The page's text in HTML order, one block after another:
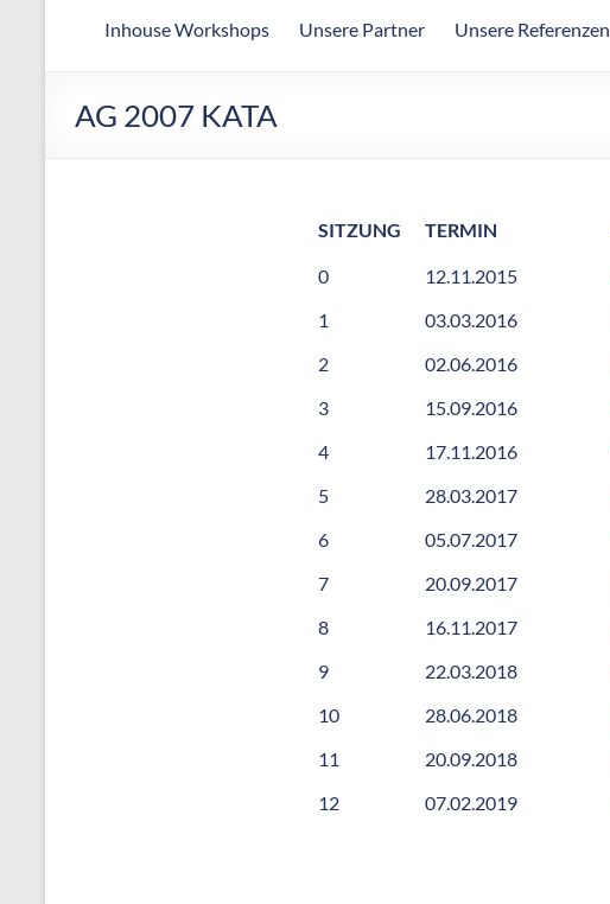
Inhouse Workshops Unsere Partner Unsere Referenzen
AG 2007 KATA
SITZUNG TERMIN
0 12.11.2015
1
03.03.2016
2
02.06.2016
3
15.09.2016
4
17.11.2016
5
28.03.2017
6
05.07.2017
7
20.09.2017
8
16.11.2017
9
22.03.2018
10
28.06.2018
11
20.09.2018
12
07.02.2019